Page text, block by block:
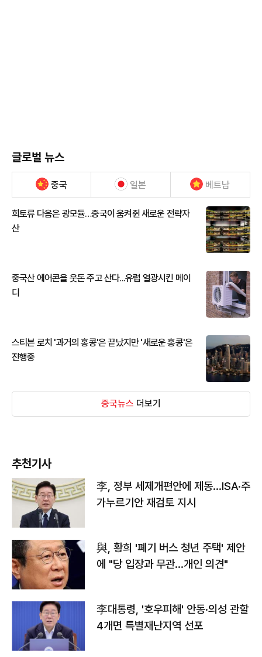
글로벌 뉴스
중국 일본 베트남
희토류 다음은 광모듈…중국이 움켜쥔 새로운 전략자
산
중국산 에어콘을 웃돈 주고 산다...유럽 열광시킨 메이
디
스티븐 로치 '과거의 홍콩'은 끝났지만 '새로운 홍콩'은
진행중
중국뉴스 더보기
추천기사
李, 정부 세제개편안에 제동…ISA·주
가누르기안 재검토 지시
與, 황희 '폐기 버스 청년 주택' 제안
에 "당 입장과 무관…개인 의견"
李대통령, '호우피해' 안동·의성 관할
4개면 특별재난지역 선포